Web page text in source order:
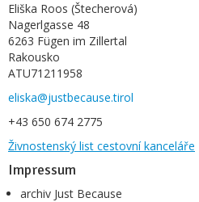
Eliška Roos (Štecherová)
Nagerlgasse 48
6263 Fügen im Zillertal
Rakousko
ATU71211958
eliska@justbecause.tirol
+43 650 674 2775
Živnostenský list cestovní kanceláře
Impressum
archiv Just Because